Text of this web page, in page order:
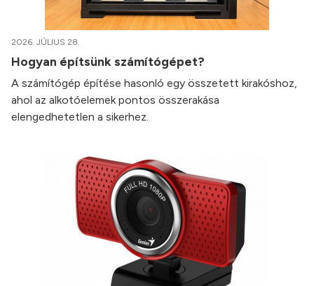
2026. JÚLIUS 28.
Hogyan építsünk számítógépet?
A számítógép építése hasonló egy összetett kirakóshoz,
ahol az alkotóelemek pontos összerakása
elengedhetetlen a sikerhez.